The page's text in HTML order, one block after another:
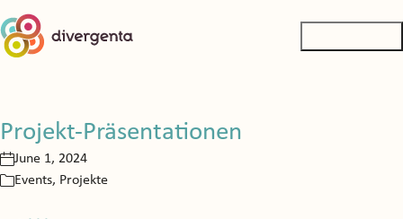
Projekt-Präsentationen
June 1, 2024
Events, Projekte